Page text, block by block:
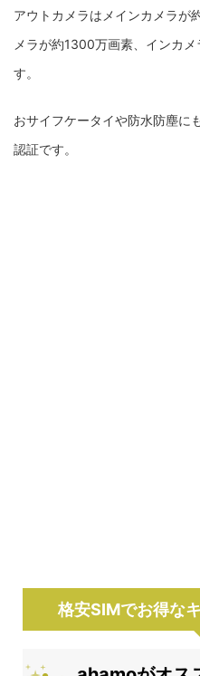
アウトカメラはメインカメラが
メラが約1300万画素、インカ
す。
おサイフケータイや防水防塵に
認証です。
格安SIMでお得な